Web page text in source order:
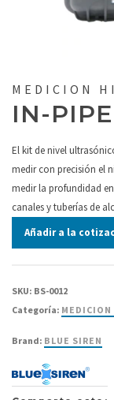
MEDICION
IN-
El kit de nivel
medir con precisión el
medir la profundidad
canales y tuberías de
Añadir a la
SKU: BS-0012
Categoría: MEDICION
Brand: BLUE SIREN